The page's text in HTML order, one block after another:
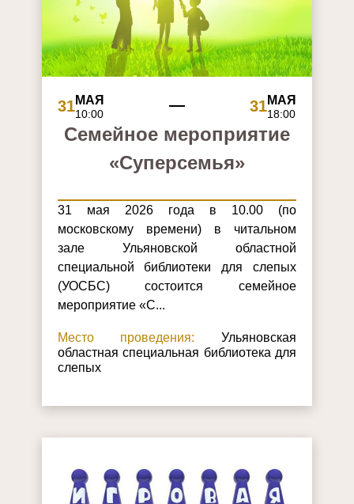
31МАЯ
10:00 31МАЯ
18:00
Семейное мероприятие
«Суперсемья»
31 мая 2026 года в 10.00 (по
московскому времени) в читальном
зале Ульяновской областной
специальной библиотеки для слепых
(УОСБС) состоится семейное
мероприятие «С...
Место проведения: Ульяновская
областная специальная библиотека для
слепых